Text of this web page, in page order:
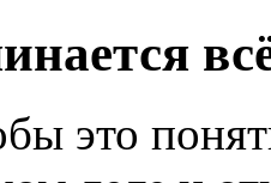
это